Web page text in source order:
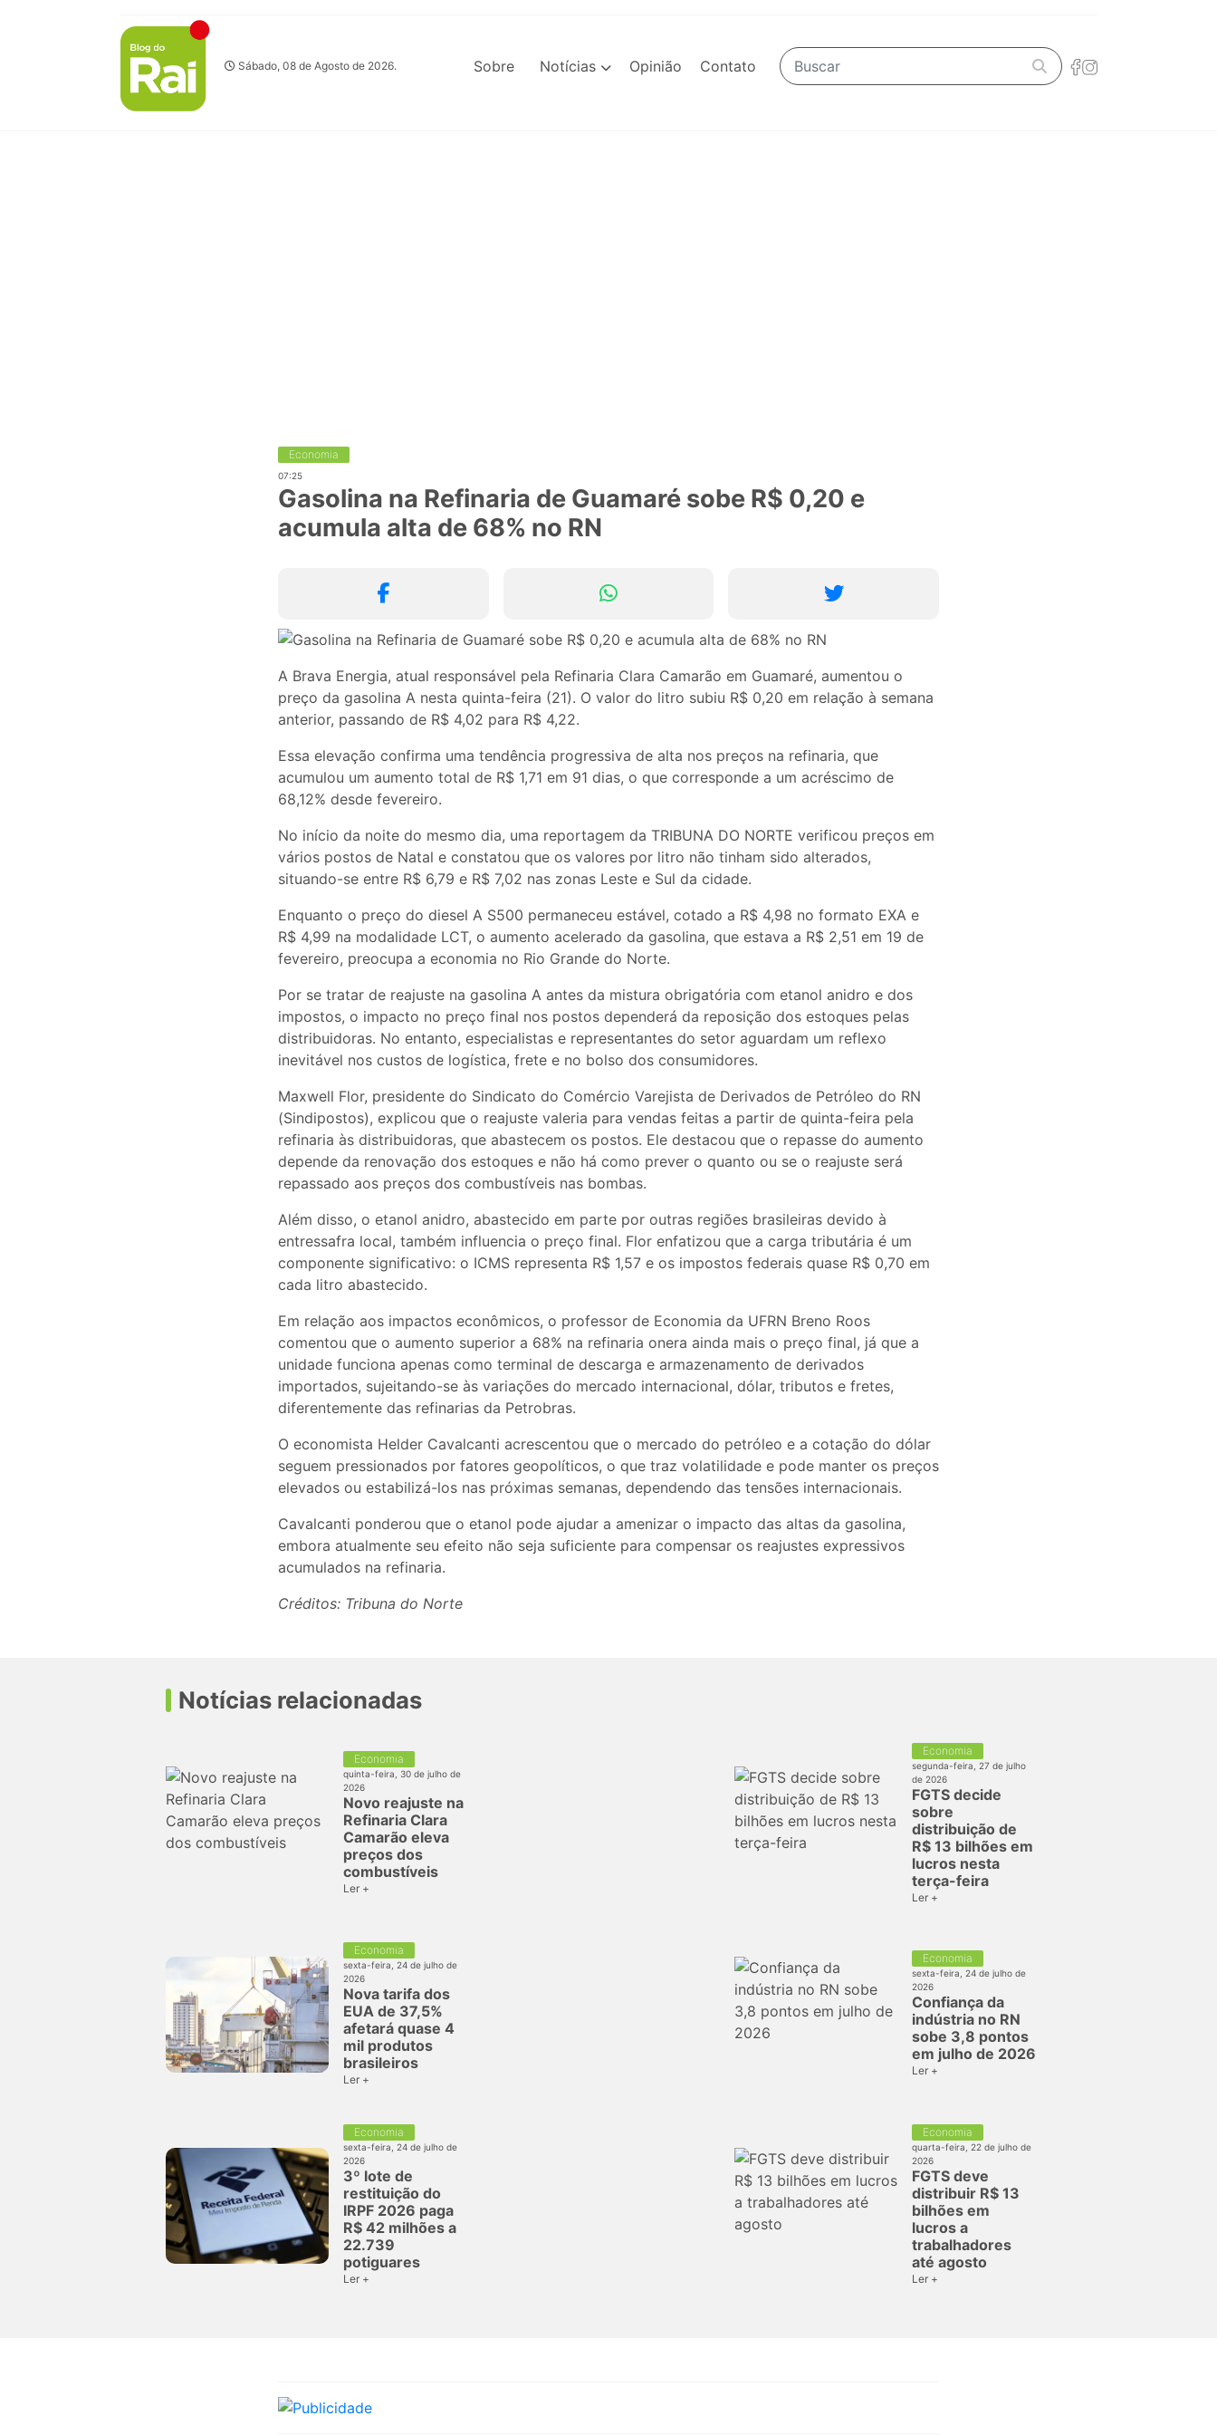
Sábado, 08 de Agosto de 2026. Sobre Notícias Opinião Contato
Economia
07:25
Gasolina na Refinaria de Guamaré sobe R$ 0,20 e
acumula alta de 68% no RN
A Brava Energia, atual responsável pela Refinaria Clara Camarão em Guamaré, aumentou o
preço da gasolina A nesta quinta-feira (21). O valor do litro subiu R$ 0,20 em relação à semana
anterior, passando de R$ 4,02 para R$ 4,22.
Essa elevação confirma uma tendência progressiva de alta nos preços na refinaria, que
acumulou um aumento total de R$ 1,71 em 91 dias, o que corresponde a um acréscimo de
68,12% desde fevereiro.
No início da noite do mesmo dia, uma reportagem da TRIBUNA DO NORTE verificou preços em
vários postos de Natal e constatou que os valores por litro não tinham sido alterados,
situando-se entre R$ 6,79 e R$ 7,02 nas zonas Leste e Sul da cidade.
Enquanto o preço do diesel A S500 permaneceu estável, cotado a R$ 4,98 no formato EXA e
R$ 4,99 na modalidade LCT, o aumento acelerado da gasolina, que estava a R$ 2,51 em 19 de
fevereiro, preocupa a economia no Rio Grande do Norte.
Por se tratar de reajuste na gasolina A antes da mistura obrigatória com etanol anidro e dos
impostos, o impacto no preço final nos postos dependerá da reposição dos estoques pelas
distribuidoras. No entanto, especialistas e representantes do setor aguardam um reflexo
inevitável nos custos de logística, frete e no bolso dos consumidores.
Maxwell Flor, presidente do Sindicato do Comércio Varejista de Derivados de Petróleo do RN
(Sindipostos), explicou que o reajuste valeria para vendas feitas a partir de quinta-feira pela
refinaria às distribuidoras, que abastecem os postos. Ele destacou que o repasse do aumento
depende da renovação dos estoques e não há como prever o quanto ou se o reajuste será
repassado aos preços dos combustíveis nas bombas.
Além disso, o etanol anidro, abastecido em parte por outras regiões brasileiras devido à
entressafra local, também influencia o preço final. Flor enfatizou que a carga tributária é um
componente significativo: o ICMS representa R$ 1,57 e os impostos federais quase R$ 0,70 em
cada litro abastecido.
Em relação aos impactos econômicos, o professor de Economia da UFRN Breno Roos
comentou que o aumento superior a 68% na refinaria onera ainda mais o preço final, já que a
unidade funciona apenas como terminal de descarga e armazenamento de derivados
importados, sujeitando-se às variações do mercado internacional, dólar, tributos e fretes,
diferentemente das refinarias da Petrobras.
O economista Helder Cavalcanti acrescentou que o mercado do petróleo e a cotação do dólar
seguem pressionados por fatores geopolíticos, o que traz volatilidade e pode manter os preços
elevados ou estabilizá-los nas próximas semanas, dependendo das tensões internacionais.
Cavalcanti ponderou que o etanol pode ajudar a amenizar o impacto das altas da gasolina,
embora atualmente seu efeito não seja suficiente para compensar os reajustes expressivos
acumulados na refinaria.
Créditos: Tribuna do Norte
Notícias relacionadas
Economia
quinta-feira, 30 de julho de
2026
Novo reajuste na
Refinaria Clara
Camarão eleva
preços dos
combustíveis
Ler +
Economia
segunda-feira, 27 de julho
de 2026
FGTS decide
sobre
distribuição de
R$ 13 bilhões em
lucros nesta
terça-feira
Ler +
Economia
sexta-feira, 24 de julho de
2026
Nova tarifa dos
EUA de 37,5%
afetará quase 4
mil produtos
brasileiros
Ler +
Economia
sexta-feira, 24 de julho de
2026
Confiança da
indústria no RN
sobe 3,8 pontos
em julho de 2026
Ler +
Economia
sexta-feira, 24 de julho de
2026
3º lote de
restituição do
IRPF 2026 paga
R$ 42 milhões a
22.739
potiguares
Ler +
Economia
quarta-feira, 22 de julho de
2026
FGTS deve
distribuir R$ 13
bilhões em
lucros a
trabalhadores
até agosto
Ler +